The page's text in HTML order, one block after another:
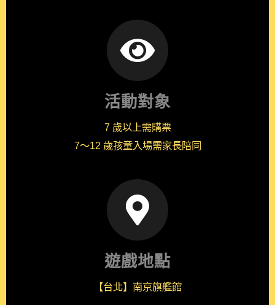
活動對象
7 歲以上需購票
7～12 歲孩童入場需家長陪同
遊戲地點
【台北】南京旗艦館